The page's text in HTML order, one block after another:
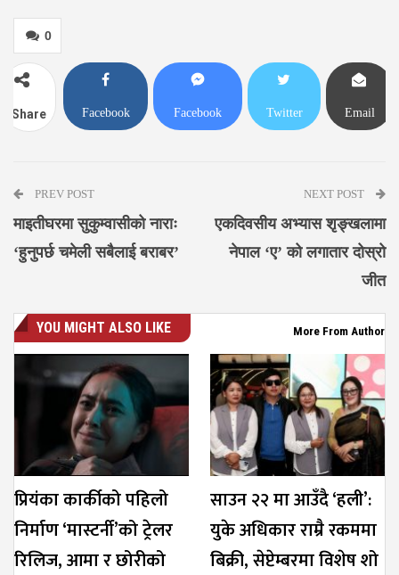
0
Share Facebook Facebook Twitter Email
PREV POST
माइतीघरमा सुकुम्वासीको नाराः
‘हुनुपर्छ चमेली सबैलाई बराबर’
NEXT POST
एकदिवसीय अभ्यास शृङ्खलामा
नेपाल ‘ए’ को लगातार दोस्रो
जीत
YOU MIGHT ALSO LIKE More From Author
प्रियंका कार्कीको पहिलो
निर्माण ‘मास्टर्नी’को ट्रेलर
रिलिज, आमा र छोरीको
साउन २२ मा आउँदै ‘हली’:
युके अधिकार राम्रै रकममा
बिक्री, सेप्टेम्बरमा विशेष शो